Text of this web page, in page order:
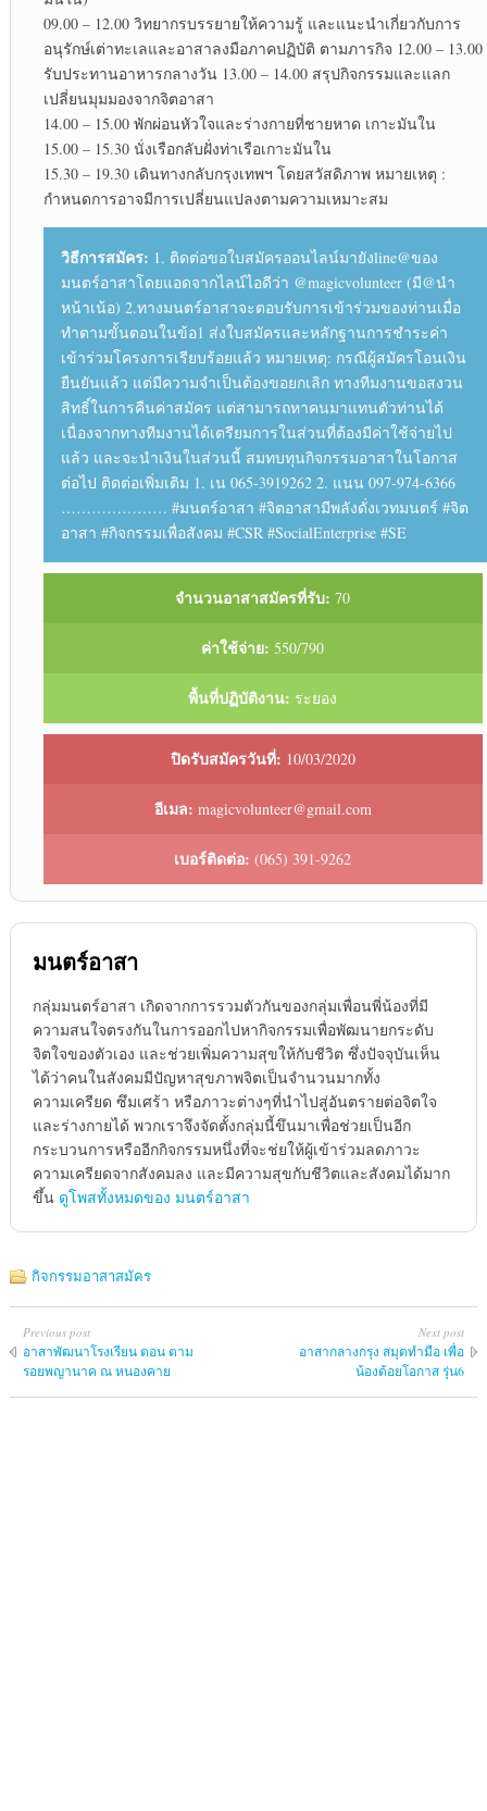
09.00 – 12.00 วิทยากรบรรยายให้ความรู้ และแนะนำเกี่ยวกับการ
อนุรักษ์เต่าทะเลและอาสาลงมือภาคปฏิบัติ ตามภารกิจ 12.00 – 13.00
รับประทานอาหารกลางวัน 13.00 – 14.00 สรุปกิจกรรมและแลก
เปลี่ยนมุมมองจากจิตอาสา
14.00 – 15.00 พักผ่อนหัวใจและร่างกายที่ชายหาด เกาะมันใน
15.00 – 15.30 นั่งเรือกลับฝั่งท่าเรือเกาะมันใน
15.30 – 19.30 เดินทางกลับกรุงเทพฯ โดยสวัสดิภาพ หมายเหตุ :
กำหนดการอาจมีการเปลี่ยนแปลงตามความเหมาะสม
วิธีการสมัคร: 1. ติดต่อขอใบสมัครออนไลน์มายังline@ของ
มนตร์อาสาโดยแอดจากไลน์ไอดีว่า @magicvolunteer (มี@นำ
หน้าเน้อ) 2.ทางมนตร์อาสาจะตอบรับการเข้าร่วมของท่านเมื่อ
ทำตามขั้นตอนในข้อ1 ส่งใบสมัครและหลักฐานการชำระค่า
เข้าร่วมโครงการเรียบร้อยแล้ว หมายเหตุ: กรณีผู้สมัครโอนเงิน
ยืนยันแล้ว แต่มีความจำเป็นต้องขอยกเลิก ทางทีมงานขอสงวน
สิทธิ์ในการคืนค่าสมัคร แต่สามารถหาคนมาแทนตัวท่านได้
เนื่องจากทางทีมงานได้เตรียมการในส่วนที่ต้องมีค่าใช้จ่ายไป
แล้ว และจะนำเงินในส่วนนี้ สมทบทุนกิจกรรมอาสาในโอกาส
ต่อไป ติดต่อเพิ่มเติม 1. เน 065-3919262 2. แนน 097-974-6366
………………… #มนตร์อาสา #จิตอาสามีพลังดั่งเวทมนตร์ #จิต
อาสา #กิจกรรมเพื่อสังคม #CSR #SocialEnterprise #SE
จำนวนอาสาสมัครที่รับ: 70
ค่าใช้จ่าย: 550/790
พื้นที่ปฏิบัติงาน: ระยอง
ปิดรับสมัครวันที่: 10/03/2020
อีเมล: magicvolunteer@gmail.com
เบอร์ติดต่อ: (065) 391-9262
มนตร์อาสา
กลุ่มมนตร์อาสา เกิดจากการรวมตัวกันของกลุ่มเพื่อนพี่น้องที่มี
ความสนใจตรงกันในการออกไปหากิจกรรมเพื่อพัฒนายกระดับ
จิตใจของตัวเอง และช่วยเพิ่มความสุขให้กับชีวิต ซึ่งปัจจุบันเห็น
ได้ว่าคนในสังคมมีปัญหาสุขภาพจิตเป็นจำนวนมากทั้ง
ความเครียด ซึมเศร้า หรือภาวะต่างๆที่นำไปสู่อันตรายต่อจิตใจ
และร่างกายได้ พวกเราจึงจัดตั้งกลุ่มนี้ขึนมาเพื่อช่วยเป็นอีก
กระบวนการหรืออีกกิจกรรมหนึ่งที่จะช่ยให้ผู้เข้าร่วมลดภาวะ
ความเครียดจากสังคมลง และมีความสุขกับชีวิตและสังคมได้มาก
ขึ้น ดูโพสทั้งหมดของ มนตร์อาสา
กิจกรรมอาสาสมัคร
Previous post
อาสาพัฒนาโรงเรียน ตอน ตาม
รอยพญานาค ณ หนองคาย
Next post
อาสากลางกรุง สมุดทำมือ เพื่อ
น้องด้อยโอกาส รุ่น6